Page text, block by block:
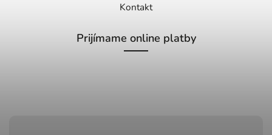
Kontakt
Prijímame online platby